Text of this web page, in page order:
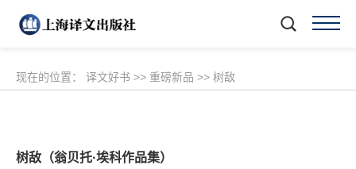
现在的位置： 译文好书 >> 重磅新品 >> 树敌
树敌（翁贝托·埃科作品集）